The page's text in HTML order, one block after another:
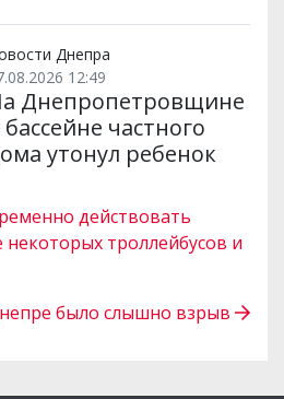
Днепра
12:49
Днепропетровщине
бассейне частного
утонул ребенок
действовать
троллейбусов и
было слышно взрыв